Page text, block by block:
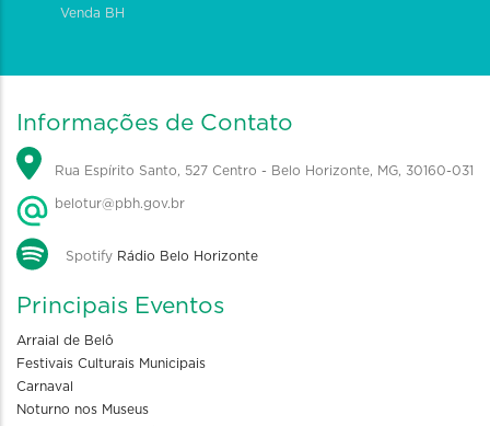
Venda BH
Informações de Contato
Rua Espírito Santo, 527 Centro - Belo Horizonte, MG, 30160-031
belotur@pbh.gov.br
Spotify Rádio Belo Horizonte
Principais Eventos
Arraial de Belô
Festivais Culturais Municipais
Carnaval
Noturno nos Museus